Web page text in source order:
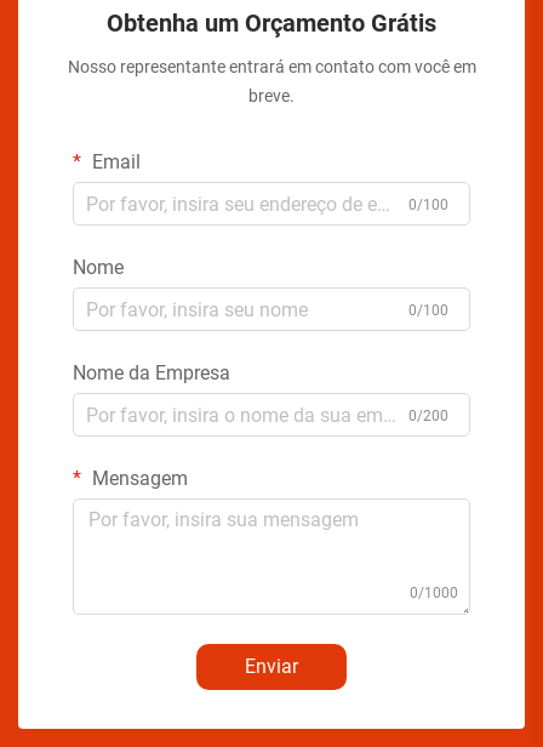
Obtenha um Orçamento Grátis
Nosso representante entrará em contato com você em
breve.
Email
0/100
Nome
0/100
Nome da Empresa
0/200
Mensagem
0/1000
Enviar